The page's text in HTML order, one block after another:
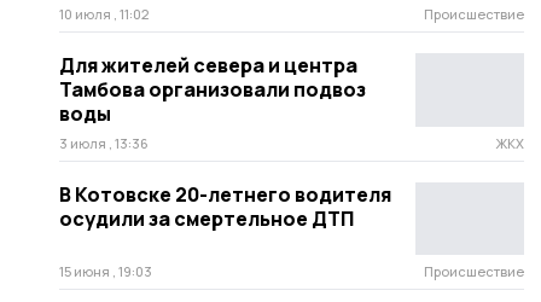
10 июля , 11:02 Происшествие
Для жителей севера и центра
Тамбова организовали подвоз
воды
3 июля , 13:36 ЖКХ
В Котовске 20-летнего водителя
осудили за смертельное ДТП
15 июня , 19:03 Происшествие